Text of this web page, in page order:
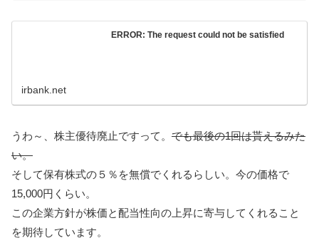
ERROR: The request could not be satisfied
irbank.net
うわ～、株主優待廃止ですって。 でも最後の1回は貰えるみた
い。
そして保有株式の５％を無償でくれるらしい。今の価格で
15,000円くらい。
この企業方針が株価と配当性向の上昇に寄与してくれること
を期待しています。